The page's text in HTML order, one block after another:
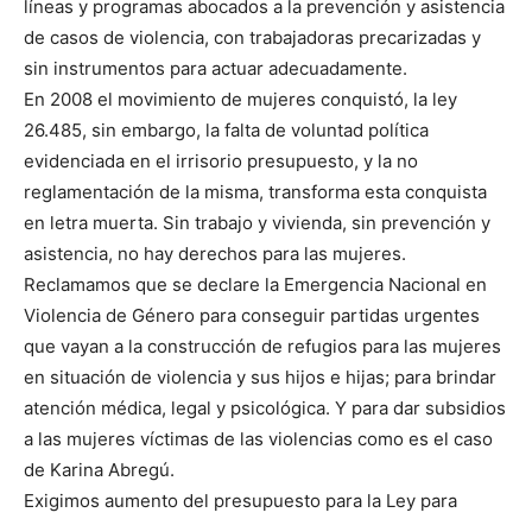
líneas y programas abocados a la prevención y asistencia
de casos de violencia, con trabajadoras precarizadas y
sin instrumentos para actuar adecuadamente.
En 2008 el movimiento de mujeres conquistó, la ley
26.485, sin embargo, la falta de voluntad política
evidenciada en el irrisorio presupuesto, y la no
reglamentación de la misma, transforma esta conquista
en letra muerta. Sin trabajo y vivienda, sin prevención y
asistencia, no hay derechos para las mujeres.
Reclamamos que se declare la Emergencia Nacional en
Violencia de Género para conseguir partidas urgentes
que vayan a la construcción de refugios para las mujeres
en situación de violencia y sus hijos e hijas; para brindar
atención médica, legal y psicológica. Y para dar subsidios
a las mujeres víctimas de las violencias como es el caso
de Karina Abregú.
Exigimos aumento del presupuesto para la Ley para